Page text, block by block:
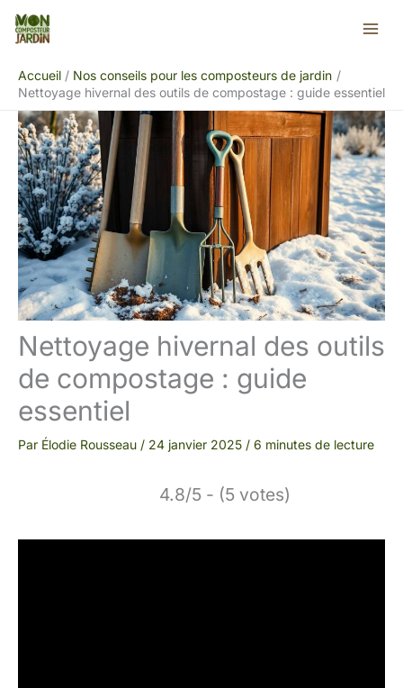
Aller
Accueil
Nos conseils pour les composteurs de jardin
Nettoyage hivernal des outils de compostage : guide essentiel
Nettoyage hivernal des outils
de compostage : guide
essentiel
Par Élodie Rousseau / 24 janvier 2025 / 6 minutes de lecture
4.8/5 - (5 votes)
Rechercher